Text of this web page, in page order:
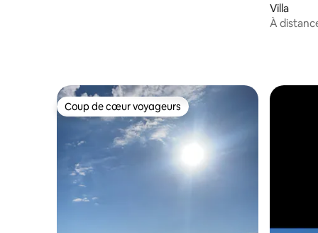
Villa
À
Coup de cœur voyageurs
Coup de cœur voyageurs